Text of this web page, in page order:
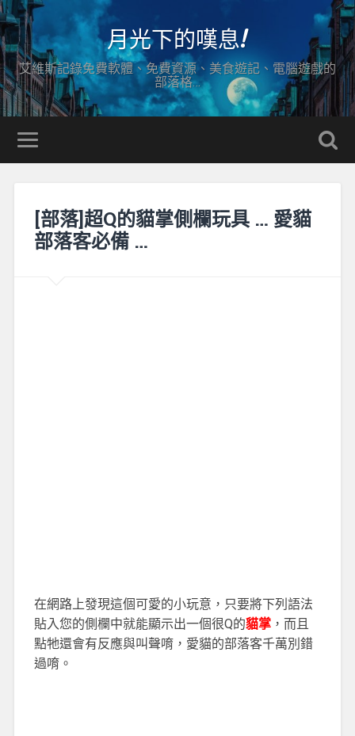
月光下的嘆息!
艾維斯記錄免費軟體、免費資源、美食遊記、電腦遊戲的
部落格…
[部落]超Q的貓掌側欄玩具 … 愛貓
部落客必備 …
在網路上發現這個可愛的小玩意，只要將下列語法
貼入您的側欄中就能顯示出一個很Q的貓掌，而且
點牠還會有反應與叫聲唷，愛貓的部落客千萬別錯
過唷。